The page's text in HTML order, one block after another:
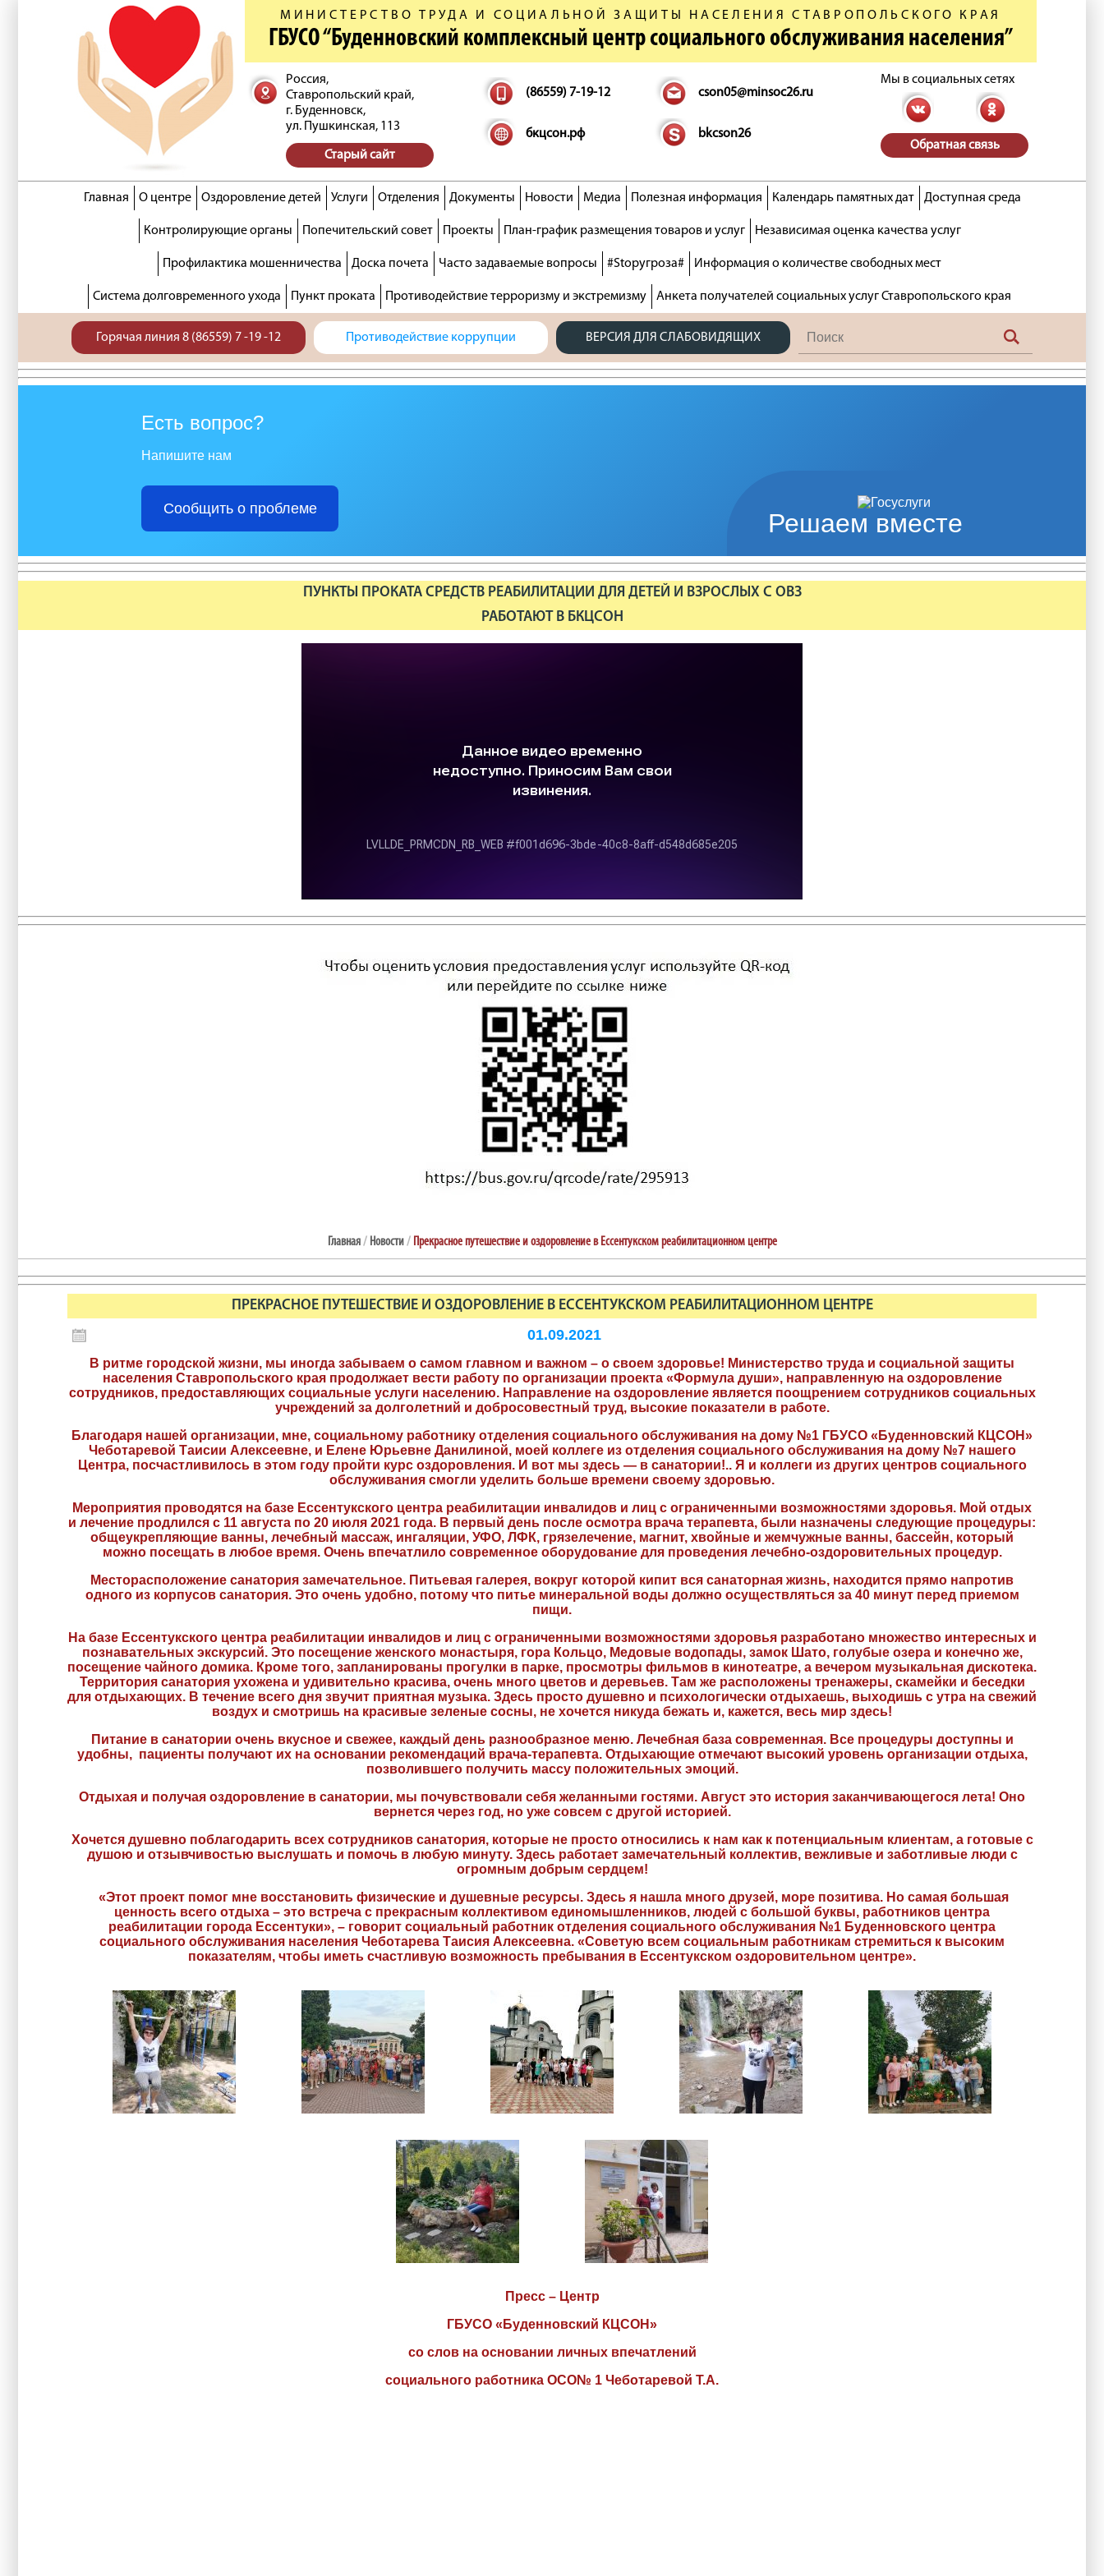
МИНИСТЕРСТВО ТРУДА И СОЦИАЛЬНОЙ ЗАЩИТЫ НАСЕЛЕНИЯ СТАВРОПОЛЬСКОГО КРАЯ
ГБУСО “Буденновский комплексный центр социального обслуживания населения”
Россия,
Ставропольский край,
г. Буденновск,
ул. Пушкинская, 113
Старый сайт
(86559) 7-19-12 cson05@minsoc26.ru
бкцсон.рф bkcson26
Мы в социальных сетях
Обратная связь
Главная О центре Оздоровление детей Услуги Отделения Документы Новости Медиа Полезная информация Календарь памятных дат Доступная среда
Контролирующие органы Попечительский совет Проекты План-график размещения товаров и услуг Независимая оценка качества услуг
Профилактика мошенничества Доска почета Часто задаваемые вопросы #Stopугроза# Информация о количестве свободных мест
Система долговременного ухода Пункт проката Противодействие терроризму и экстремизму Анкета получателей социальных услуг Ставропольского края
Горячая линия 8 (86559) 7 -19 -12 Противодействие коррупции ВЕРСИЯ ДЛЯ СЛАБОВИДЯЩИХ
Решаем вместе
Есть вопрос?
Напишите нам
Сообщить о проблеме
ПУНКТЫ ПРОКАТА СРЕДСТВ РЕАБИЛИТАЦИИ ДЛЯ ДЕТЕЙ И ВЗРОСЛЫХ С ОВЗ
РАБОТАЮТ В БКЦСОН
Главная / Новости / Прекрасное путешествие и оздоровление в Ессентукском реабилитационном центре
ПРЕКРАСНОЕ ПУТЕШЕСТВИЕ И ОЗДОРОВЛЕНИЕ В ЕССЕНТУКСКОМ РЕАБИЛИТАЦИОННОМ ЦЕНТРЕ
01.09.2021
В ритме городской жизни, мы иногда забываем о самом главном и важном – о своем здоровье! Министерство труда и социальной защиты
населения Ставропольского края продолжает вести работу по организации проекта «Формула души», направленную на оздоровление
сотрудников, предоставляющих социальные услуги населению. Направление на оздоровление является поощрением сотрудников социальных
учреждений за долголетний и добросовестный труд, высокие показатели в работе.
Благодаря нашей организации, мне, социальному работнику отделения социального обслуживания на дому №1 ГБУСО «Буденновский КЦСОН»
Чеботаревой Таисии Алексеевне, и Елене Юрьевне Данилиной, моей коллеге из отделения социального обслуживания на дому №7 нашего
Центра, посчастливилось в этом году пройти курс оздоровления. И вот мы здесь — в санатории!.. Я и коллеги из других центров социального
обслуживания смогли уделить больше времени своему здоровью.
Мероприятия проводятся на базе Ессентукского центра реабилитации инвалидов и лиц с ограниченными возможностями здоровья. Мой отдых
и лечение продлился с 11 августа по 20 июля 2021 года. В первый день после осмотра врача терапевта, были назначены следующие процедуры:
общеукрепляющие ванны, лечебный массаж, ингаляции, УФО, ЛФК, грязелечение, магнит, хвойные и жемчужные ванны, бассейн, который
можно посещать в любое время. Очень впечатлило современное оборудование для проведения лечебно-оздоровительных процедур.
Месторасположение санатория замечательное. Питьевая галерея, вокруг которой кипит вся санаторная жизнь, находится прямо напротив
одного из корпусов санатория. Это очень удобно, потому что питье минеральной воды должно осуществляться за 40 минут перед приемом
пищи.
На базе Ессентукского центра реабилитации инвалидов и лиц с ограниченными возможностями здоровья разработано множество интересных и
познавательных экскурсий. Это посещение женского монастыря, гора Кольцо, Медовые водопады, замок Шато, голубые озера и конечно же,
посещение чайного домика. Кроме того, запланированы прогулки в парке, просмотры фильмов в кинотеатре, а вечером музыкальная дискотека.
Территория санатория ухожена и удивительно красива, очень много цветов и деревьев. Там же расположены тренажеры, скамейки и беседки
для отдыхающих. В течение всего дня звучит приятная музыка. Здесь просто душевно и психологически отдыхаешь, выходишь с утра на свежий
воздух и смотришь на красивые зеленые сосны, не хочется никуда бежать и, кажется, весь мир здесь!
Питание в санатории очень вкусное и свежее, каждый день разнообразное меню. Лечебная база современная. Все процедуры доступны и
удобны, пациенты получают их на основании рекомендаций врача-терапевта. Отдыхающие отмечают высокий уровень организации отдыха,
позволившего получить массу положительных эмоций.
Отдыхая и получая оздоровление в санатории, мы почувствовали себя желанными гостями. Август это история заканчивающегося лета! Оно
вернется через год, но уже совсем с другой историей.
Хочется душевно поблагодарить всех сотрудников санатория, которые не просто относились к нам как к потенциальным клиентам, а готовые с
душою и отзывчивостью выслушать и помочь в любую минуту. Здесь работает замечательный коллектив, вежливые и заботливые люди с
огромным добрым сердцем!
«Этот проект помог мне восстановить физические и душевные ресурсы. Здесь я нашла много друзей, море позитива. Но самая большая
ценность всего отдыха – это встреча с прекрасным коллективом единомышленников, людей с большой буквы, работников центра
реабилитации города Ессентуки», – говорит социальный работник отделения социального обслуживания №1 Буденновского центра
социального обслуживания населения Чеботарева Таисия Алексеевна. «Советую всем социальным работникам стремиться к высоким
показателям, чтобы иметь счастливую возможность пребывания в Ессентукском оздоровительном центре».
Пресс – Центр
ГБУСО «Буденновский КЦСОН»
со слов на основании личных впечатлений
социального работника ОСО№ 1 Чеботаревой Т.А.